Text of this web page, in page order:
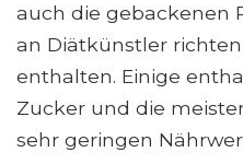
auch die gebackenen
an Diätkünstler
enthalten. Einige
Zucker und die
sehr geringen